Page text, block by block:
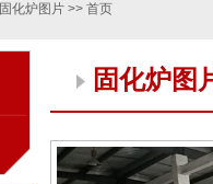
固化炉图片 >> 首页
固化炉图